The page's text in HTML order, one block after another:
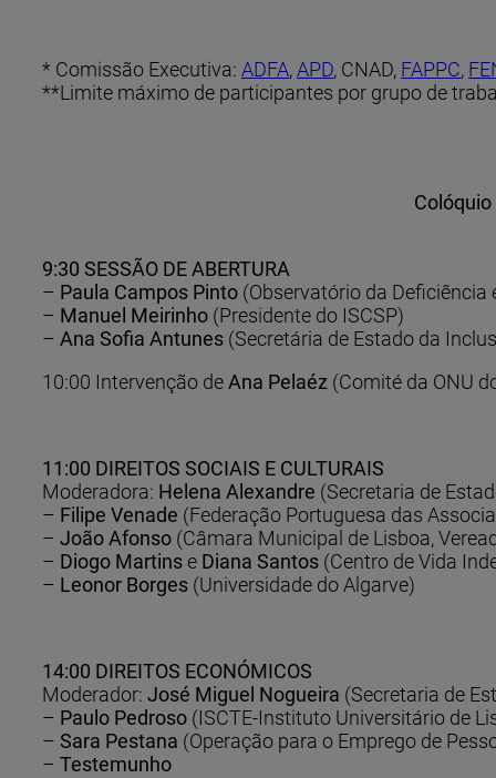
* Comissão Executiva: ADFA, APD, CNAD, FAPPC,
**Limite máximo de participantes por grupo de
9:30 SESSÃO DE ABERTURA
– Paula Campos Pinto (Observatório da
– Manuel Meirinho (Presidente do ISCSP)
– Ana Sofia Antunes (Secretária de Estado da
10:00 Intervenção de Ana Pelaéz (Comité da ONU
11:00 DIREITOS SOCIAIS E CULTURAIS
Moderadora: Helena Alexandre (Secretaria de
– Filipe Venade (Federação Portuguesa das
– João Afonso (Câmara Municipal de Lisboa,
– Diogo Martins e Diana Santos (Centro de Vida
– Leonor Borges (Universidade do Algarve)
14:00 DIREITOS ECONÓMICOS
Moderador: José Miguel Nogueira (Secretaria de
– Paulo Pedroso (ISCTE-Instituto Universitário de
– Sara Pestana (Operação para o Emprego de
– Testemunho